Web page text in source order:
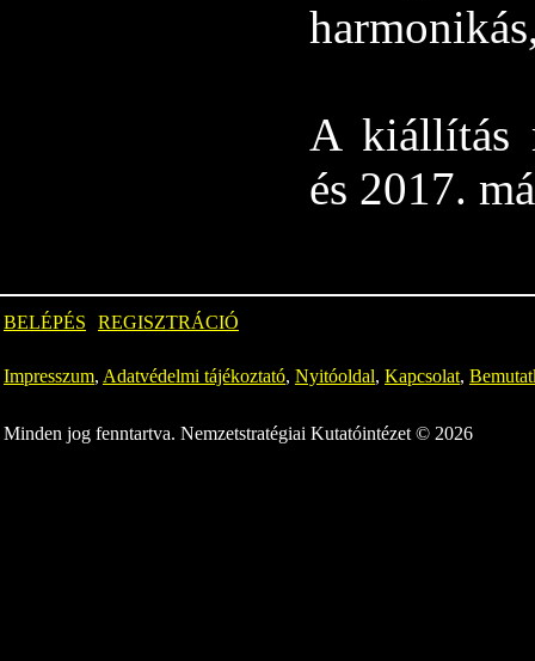
A kiállítás
és 2017.
BELÉPÉS REGISZTRÁCIÓ
Impresszum, Adatvédelmi tájékoztató, Nyitóoldal, Kapcsolat,
Minden jog fenntartva. Nemzetstratégiai Kutatóintézet © 2026